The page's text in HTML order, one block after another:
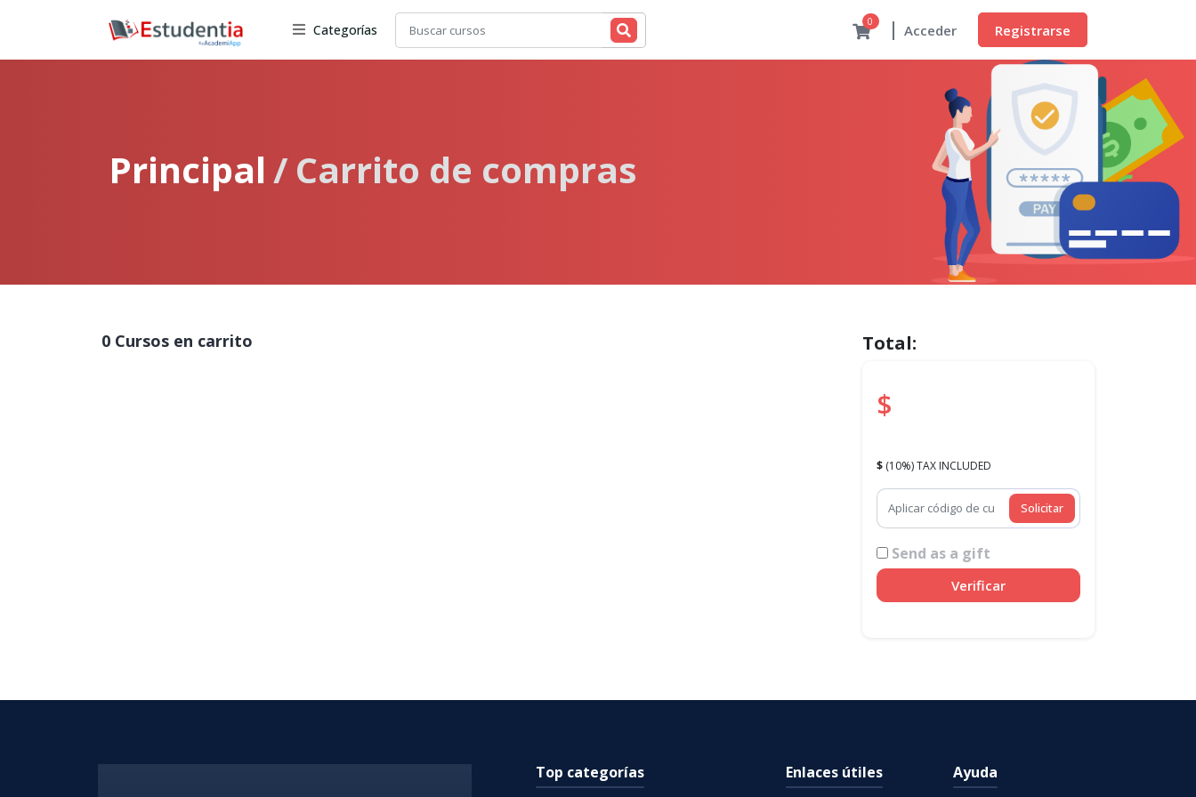
Categorías
0
Acceder Registrarse
Principal Carrito de compras
0 Cursos en carrito Total:
$
$ (10%) TAX INCLUDED
Solicitar
Send as a gift
Verificar
Top categorías Enlaces útiles Ayuda